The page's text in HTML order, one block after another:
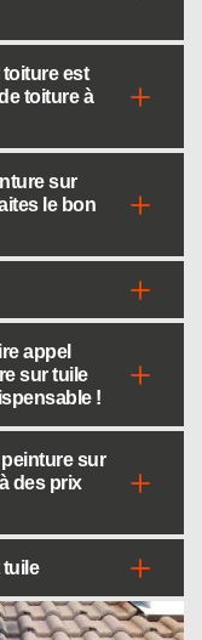
est
toiture à
sur
le bon
appel
sur tuile
!
sur
des prix